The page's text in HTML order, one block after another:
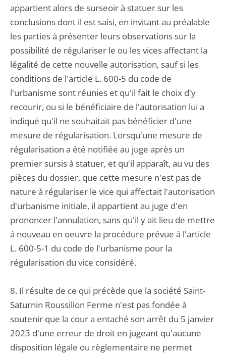
appartient alors de surseoir à statuer sur les
conclusions dont il est saisi, en invitant au préalable
les parties à présenter leurs observations sur la
possibilité de régulariser le ou les vices affectant la
légalité de cette nouvelle autorisation, sauf si les
conditions de l'article L. 600-5 du code de
l'urbanisme sont réunies et qu'il fait le choix d'y
recourir, ou si le bénéficiaire de l'autorisation lui a
indiqué qu'il ne souhaitait pas bénéficier d'une
mesure de régularisation. Lorsqu'une mesure de
régularisation a été notifiée au juge après un
premier sursis à statuer, et qu'il apparaît, au vu des
pièces du dossier, que cette mesure n'est pas de
nature à régulariser le vice qui affectait l'autorisation
d'urbanisme initiale, il appartient au juge d'en
prononcer l'annulation, sans qu'il y ait lieu de mettre
à nouveau en oeuvre la procédure prévue à l'article
L. 600-5-1 du code de l'urbanisme pour la
régularisation du vice considéré.
8. Il résulte de ce qui précède que la société Saint-
Saturnin Roussillon Ferme n'est pas fondée à
soutenir que la cour a entaché son arrêt du 5 janvier
2023 d'une erreur de droit en jugeant qu'aucune
disposition légale ou règlementaire ne permet